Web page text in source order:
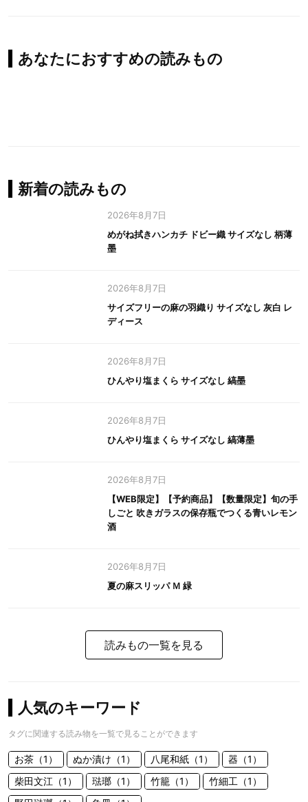
あなたにおすすめの読みもの
新着の読みもの
2026年8月7日
めがね拭きハンカチ ドビー織 サイズなし 柄薄
墨
2026年8月7日
サイズフリーの麻の羽織り サイズなし 灰白 レ
ディース
2026年8月7日
ひんやり塩まくら サイズなし 縞墨
2026年8月7日
ひんやり塩まくら サイズなし 縞薄墨
2026年8月7日
【WEB限定】【予約商品】【数量限定】旬の手
しごと 吹きガラスの保存瓶でつくる青いレモン
酒
2026年8月7日
夏の麻スリッパ Ｍ 緑
読みもの一覧を見る
人気のキーワード
タグに関連する読み物を一覧で見ることができます
お茶（1） ぬか漬け（1） 八尾和紙（1）
器（1）
柴田文江（1）
琺瑯（1） 竹籠（1）
竹細工（1）